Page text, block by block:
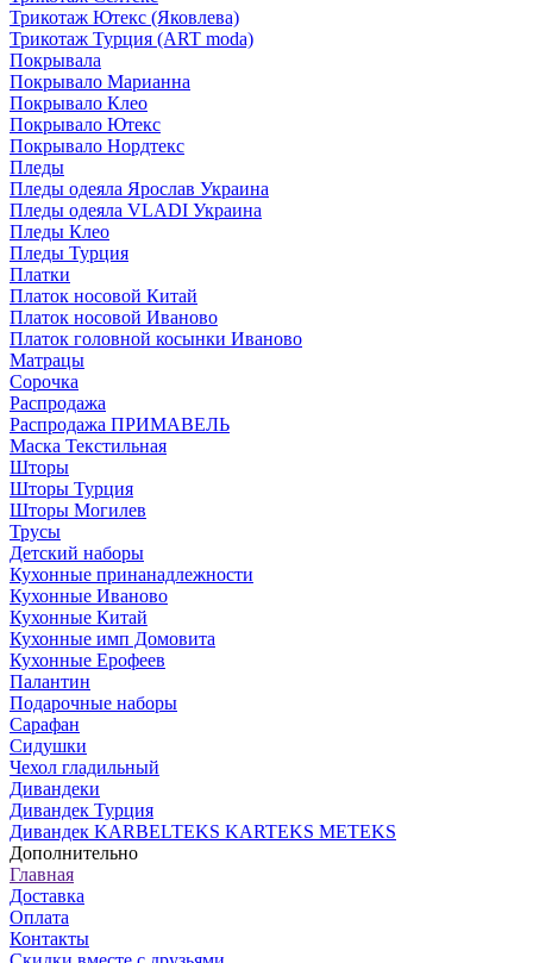
Трикотаж Ютекс (Яковлева)
Трикотаж Турция (ART moda)
Покрывала
Покрывало Марианна
Покрывало Клео
Покрывало Ютекс
Покрывало Нордтекс
Пледы
Пледы одеяла Ярослав Украина
Пледы одеяла VLADI Украина
Пледы Клео
Пледы Турция
Платки
Платок носовой Китай
Платок носовой Иваново
Платок головной косынки Иваново
Матрацы
Сорочка
Распродажа
Распродажа ПРИМАВЕЛЬ
Маска Текстильная
Шторы
Шторы Турция
Шторы Могилев
Трусы
Детский наборы
Кухонные принанадлежности
Кухонные Иваново
Кухонные Китай
Кухонные имп Домовита
Кухонные Ерофеев
Палантин
Подарочные наборы
Сарафан
Сидушки
Чехол гладильный
Дивандеки
Дивандек Турция
Дивандек KARBELTEKS KARTEKS METEKS
Дополнительно
Главная
Доставка
Оплата
Контакты